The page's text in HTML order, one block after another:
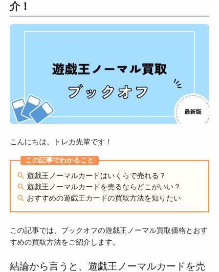
介！
こんにちは、トレカ先輩です！
遊戯王ノーマルカードはいくらで売れる？
遊戯王ノーマルカードを売るならどこがいい？
おすすめの遊戯王カードの買取方法を知りたい
この記事では、ブックオフの遊戯王ノーマル買取価格とおす
すめの買取方法をご紹介します。
結論から言うと、遊戯王ノーマルカードを売